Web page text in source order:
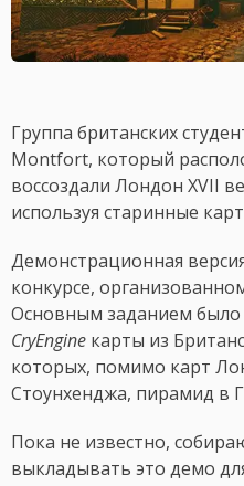
Группа британских
Montfort, который
воссоздали Лондон XVII
используя старинные
Демонстрационная
конкурсе,
Основным заданием было
CryEngine карты из
которых, помимо карт
Стоунхенджа, пирамид в
Пока не известно,
выкладывать это демо